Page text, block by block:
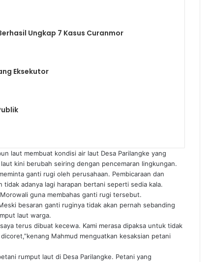
Ungkap 7 Kasus Curanmor
Eksekutor
laut membuat kondisi air laut Desa Parilangke yang
kini berubah seiring dengan pencemaran lingkungan.
ganti rugi oleh perusahaan. Pembicaraan dan
adanya lagi harapan bertani seperti sedia kala.
guna membahas ganti rugi tersebut.
besaran ganti ruginya tidak akan pernah sebanding
laut warga.
terus dibuat kecewa. Kami merasa dipaksa untuk tidak
Mahmud menguatkan kesaksian petani
rumput laut di Desa Parilangke. Petani yang